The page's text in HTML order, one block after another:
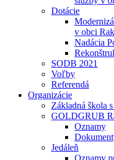
Dotácie
v obci
Nadácia
SODB 2021
Voľby
Referendá
Organizácie
Základná škola
GOLDGRUB
Oznamy
Jedáleň
Oznamy